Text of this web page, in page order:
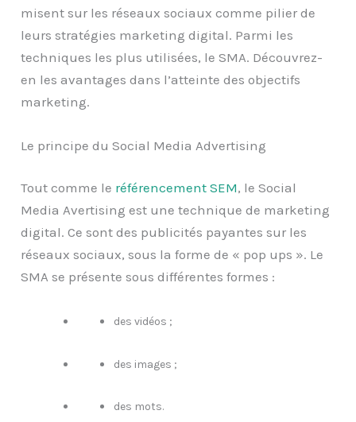
misent sur les réseaux sociaux comme pilier de
leurs stratégies marketing digital. Parmi les
techniques les plus utilisées, le SMA. Découvrez-
en les avantages dans l’atteinte des objectifs
marketing.
Le principe du Social Media Advertising
Tout comme le référencement SEM, le Social
Media Avertising est une technique de marketing
digital. Ce sont des publicités payantes sur les
réseaux sociaux, sous la forme de « pop ups ». Le
SMA se présente sous différentes formes :
des vidéos ;
des images ;
des mots.